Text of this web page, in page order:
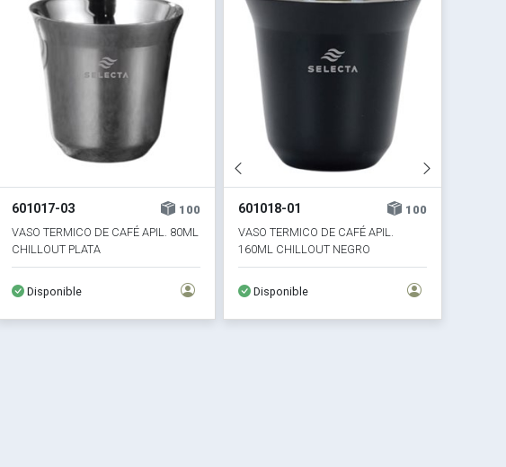
601017-03
100
VASO TERMICO DE CAFÉ APIL. 80ML
CHILLOUT PLATA
Disponible
601018-01
100
VASO TERMICO DE CAFÉ APIL.
160ML CHILLOUT NEGRO
Disponible